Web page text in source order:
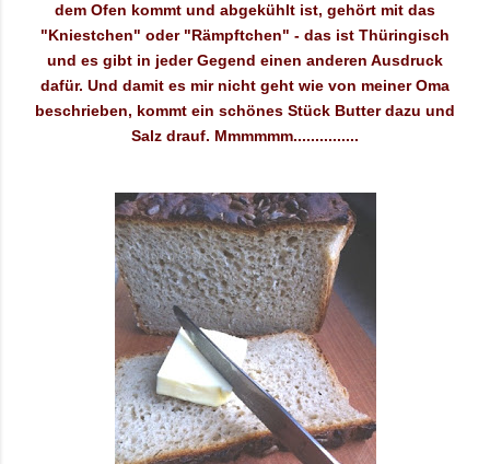
dem Ofen kommt und abgekühlt ist, gehört mit das
"Kniestchen" oder "Rämpftchen" - das ist Thüringisch
und es gibt in jeder Gegend einen anderen Ausdruck
dafür. Und damit es mir nicht geht wie von meiner Oma
beschrieben, kommt ein schönes Stück Butter dazu und
Salz drauf. Mmmmmm...............